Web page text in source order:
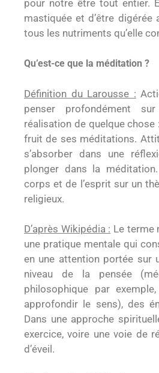
pour notre être tout entier.
mastiquée et d’être digérée
tous les nutriments qu’elle
Qu’est-ce que la méditation ?
Définition du Larousse :
penser profondément
réalisation de quelque
fruit de ses méditations.
s’absorber dans une
plonger dans la
corps et de l’esprit sur un
religieux.
D’après Wikipédia : Le terme
une pratique mentale qui
en une attention portée sur
niveau de la pensée
philosophique par
approfondir le sens), des
Dans une approche
exercice, voire une voie de
d’éveil.